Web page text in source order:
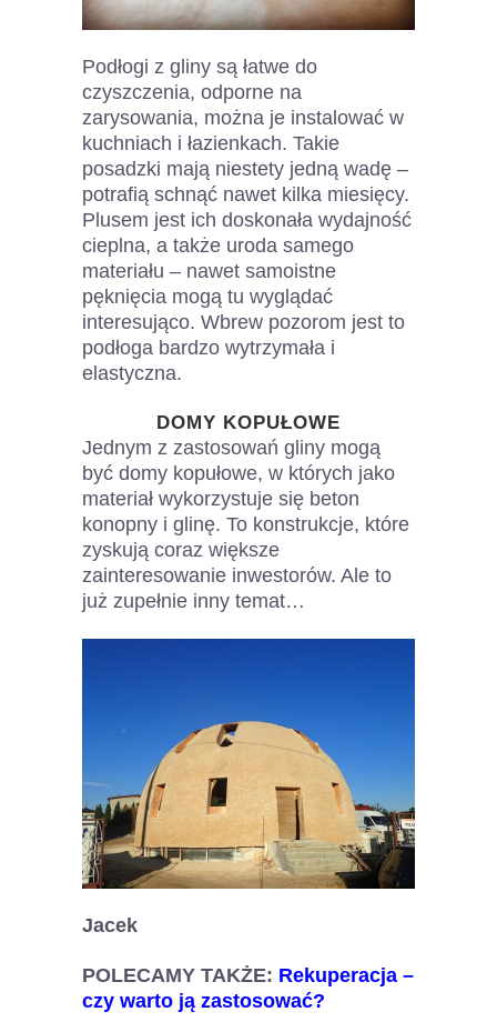
Podłogi z gliny są łatwe do
czyszczenia, odporne na
zarysowania, można je instalować w
kuchniach i łazienkach. Takie
posadzki mają niestety jedną wadę –
potrafią schnąć nawet kilka miesięcy.
Plusem jest ich doskonała wydajność
cieplna, a także uroda samego
materiału – nawet samoistne
pęknięcia mogą tu wyglądać
interesująco. Wbrew pozorom jest to
podłoga bardzo wytrzymała i
elastyczna.
DOMY KOPUŁOWE
Jednym z zastosowań gliny mogą
być domy kopułowe, w których jako
materiał wykorzystuje się beton
konopny i glinę. To konstrukcje, które
zyskują coraz większe
zainteresowanie inwestorów. Ale to
już zupełnie inny temat…
Jacek
POLECAMY TAKŻE: Rekuperacja –
czy warto ją zastosować?